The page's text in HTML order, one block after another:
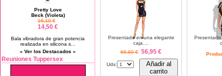
Pretty Love
Beck (Violeta)
16,10 €
14,50 €
Bala vibradora de gran potencia
realizada en silicona s...
« Ver los Destacados »
Reuniones Tuppersex
Presentado en una elegante
caja....
66,60 € 56,95 €
Uds:
Añadir al
carrito